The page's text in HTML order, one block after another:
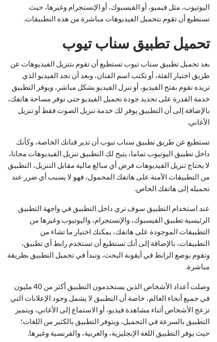
اليوتيوب، مثل فيميو، أو الفيسبوك، أو الإنستجرام وغيرها، حيث
تستطيع أن تقوم بتحميل الفيديوهات مباشرة من هذه التطبيقات.
تحميل تطبيق سناب تيوب
بعد تحميل تطبيق سناب تيوب تستطيع أن تقوم بتنزيل الفيديوهات عن
طريق اختيار الفئة، أو تكتب اسم الفنان، وبعد أن تجد الفيديو الذي
تريده تقوم بفتح الفيديو، أو تنزل الفيديو بشكل مباشر، ويوفر التطبيق
خدمة القدرة على تحديد جودة تحميل الفيديو حتى توفر مساحة هاتفك،
بالإضافة إلى أن التطبيق يوفر لك خدمة تنزيل الصوت فقط أو تنزيل
الأغاني.
تستطيع عن طريق تطبيق سناب تيوب أن تدير قناتك الخاصة، وكأنك
داخل تطبيق اليوتيوب تماما، يتيح لك التطبيق تنزيل الفيديوهات مجانا،
لا يحتاج تنزيل الفيديوهات فرض أي مبالغ مالية مقابل التنزيل، التطبيق
من التطبيقات الآمنة على هاتفك المحمول، فهو لا يسبب أي ضرر عند
تحميله إلى هاتفك الخاص.
عند استخدام التطبيق سوف تري داخل التطبيق في واجهة التطبيق
الرئيسية تطبيق الفيسبوك، والإنستجرام، واليوتيوب وغيرها من
التطبيقات الموجودة على هاتفك، يمكنك اختيار ما تشاء من
التطبيقات، بالإضافة إلى أنك تستطيع أن تستخدم رابط أي تطبيق،
وتقوم بوضع الرابط في أيقونة البحث، وتبدأ في تحميل التطبيق بطريقة
مباشرة.
وصلت أعداد الأشخاص الذين يستخدمون التطبيق أكثر من 40 مليون
في جميع أنحاء العالم، خاصة أن التطبيق لا يشمل وجود الإعلانات التي
تزعج الأشخاص أثناء مشاهدة فيديو، أو الاستماع إلى الأغاني، ويتميز
التطبيق بالسرعة في التحميل، ويتوفر التطبيق بالكثير من اللغات؛
حيث يوفر التطبيق اللغة الإنجليزية، والعربية، والفرنسية وغيرها.